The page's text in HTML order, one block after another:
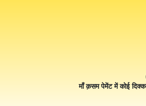
माँ क़सम पेमेंट में कोई